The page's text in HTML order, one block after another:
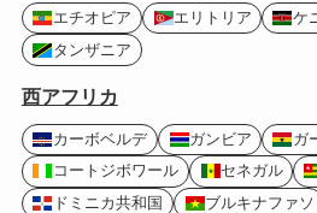
エチオピア エリトリア ケ
タンザニア
西アフリカ
カーボベルデ ガンビア ガ
コートジボワール
セネガル
ドミニカ共和国
ブルキナファソ